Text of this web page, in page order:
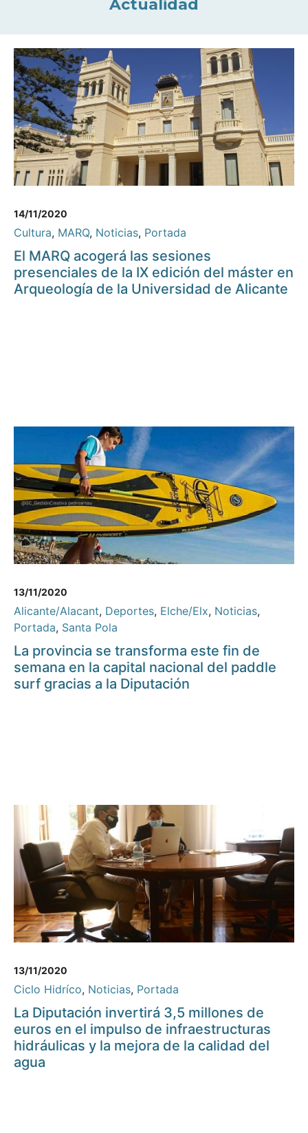
Actualidad
14/11/2020
Cultura, MARQ, Noticias, Portada
El MARQ acogerá las sesiones
presenciales de la IX edición del máster en
Arqueología de la Universidad de Alicante
13/11/2020
Alicante/Alacant, Deportes, Elche/Elx, Noticias,
Portada, Santa Pola
La provincia se transforma este fin de
semana en la capital nacional del paddle
surf gracias a la Diputación
13/11/2020
Ciclo Hidríco, Noticias, Portada
La Diputación invertirá 3,5 millones de
euros en el impulso de infraestructuras
hidráulicas y la mejora de la calidad del
agua